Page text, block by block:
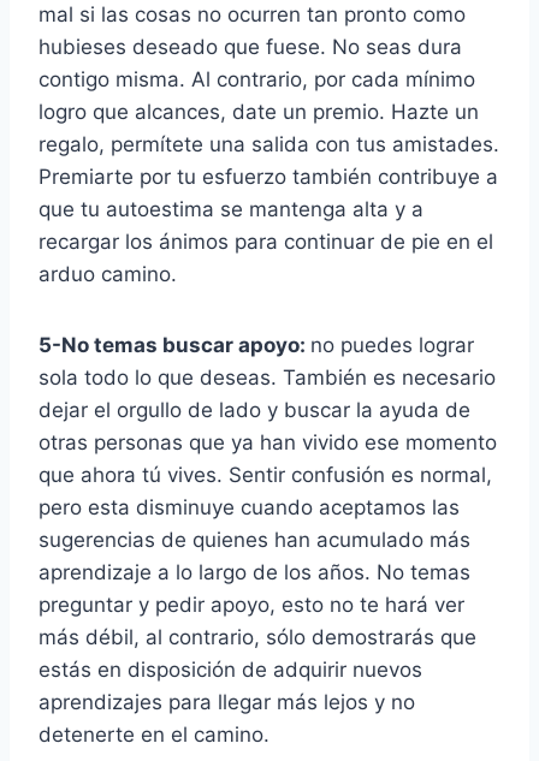
mal si las cosas no ocurren tan pronto como
hubieses deseado que fuese. No seas dura
contigo misma. Al contrario, por cada mínimo
logro que alcances, date un premio. Hazte un
regalo, permítete una salida con tus amistades.
Premiarte por tu esfuerzo también contribuye a
que tu autoestima se mantenga alta y a
recargar los ánimos para continuar de pie en el
arduo camino.
5-No temas buscar apoyo: no puedes lograr
sola todo lo que deseas. También es necesario
dejar el orgullo de lado y buscar la ayuda de
otras personas que ya han vivido ese momento
que ahora tú vives. Sentir confusión es normal,
pero esta disminuye cuando aceptamos las
sugerencias de quienes han acumulado más
aprendizaje a lo largo de los años. No temas
preguntar y pedir apoyo, esto no te hará ver
más débil, al contrario, sólo demostrarás que
estás en disposición de adquirir nuevos
aprendizajes para llegar más lejos y no
detenerte en el camino.